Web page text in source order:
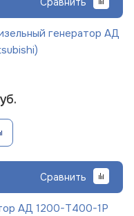
генератор АД
Сравнить
АД 1200-Т400-1Р